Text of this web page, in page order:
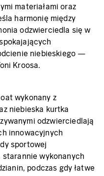
materiałami oraz
harmonię między
odzwierciedla się w
niebieskiego —
Kroosa.
wykonany z
niebieska kurtka
odzwierciedlają
innowacyjnych
sportowej
wykonanych
podczas gdy łatwe